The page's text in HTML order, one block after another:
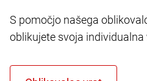
S pomočjo našega
oblikujete svoja individualna